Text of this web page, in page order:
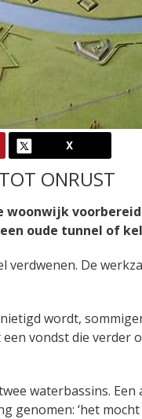
X
ONRUST
woonwijk
oude tunnel of
verdwenen. De
wordt,
vondst die verder
waterbassins. Een
genomen: ‘het mocht